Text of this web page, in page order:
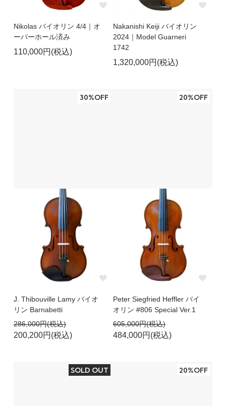
Nikolas バイオリン 4/4｜オ
ーバーホール済み
110,000円(税込)
Nakanishi Keiji バイオリン
2024｜Model Guarneri
1742
1,320,000円(税込)
30%OFF
J. Thibouville Lamy バイオ
リン Barnabetti
286,000円(税込)
200,200円(税込)
20%OFF
Peter Siegfried Heffler バイ
オリン #806 Special Ver.1
605,000円(税込)
484,000円(税込)
SOLD OUT 20%OFF